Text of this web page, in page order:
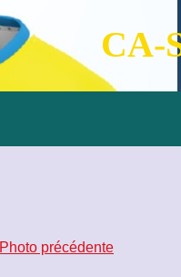
CA-
Photo précédente